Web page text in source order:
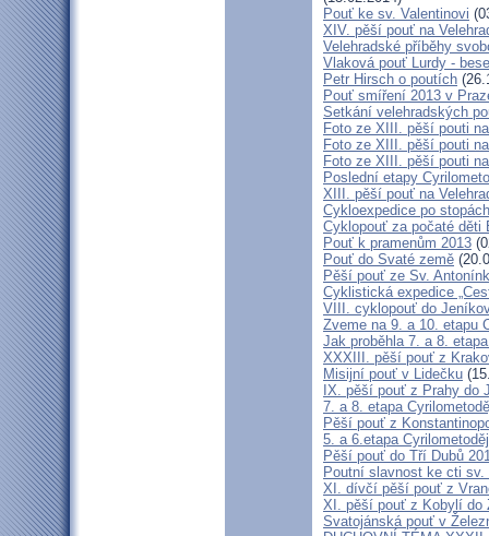
Pouť ke sv. Valentinovi
XIV. pěší pouť na
Velehradské příběhy
Vlaková pouť Lurdy -
Petr Hirsch o poutích
Pouť smíření 2013 v
Setkání velehradských
Foto ze XIII. pěší pouti
Foto ze XIII. pěší pouti
Foto ze XIII. pěší pouti
Poslední etapy
XIII. pěší pouť na
Cykloexpedice po
Cyklopouť za počaté děti
Pouť k pramenům 2013
Pouť do Svaté země
Pěší pouť ze Sv.
Cyklistická expedice
VIII. cyklopouť do
Zveme na 9. a 10. etapu
Jak proběhla 7. a 8.
XXXIII. pěší pouť z
Misijní pouť v Lidečku
IX. pěší pouť z Prahy do
7. a 8. etapa
Pěší pouť z
5. a 6.etapa
Pěší pouť do Tří Dubů
Poutní slavnost ke cti sv.
XI. dívčí pěší pouť z
XI. pěší pouť z Kobylí do
Svatojánská pouť v